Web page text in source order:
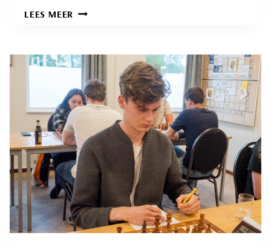
LEES MEER SLIEDRECHT
FIANCHETTO
3
EINDVERSLAG